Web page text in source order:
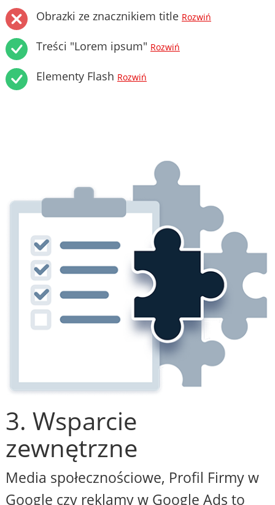
Obrazki ze znacznikiem title Rozwiń
Treści "Lorem ipsum" Rozwiń
Elementy Flash Rozwiń
3. Wsparcie
zewnętrzne
Media społecznościowe, Profil Firmy w
Google czy reklamy w Google Ads to